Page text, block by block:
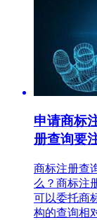
申请商标
册查询要
商标注册查
么？商标注
可以委托商
构的查询相